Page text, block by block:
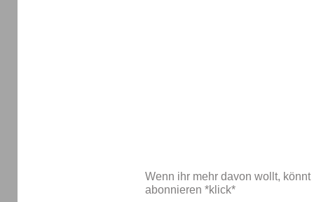
Wenn ihr mehr davon wollt,
abonnieren *klick*